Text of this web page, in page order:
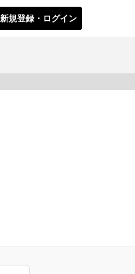
新規登録・ログイン